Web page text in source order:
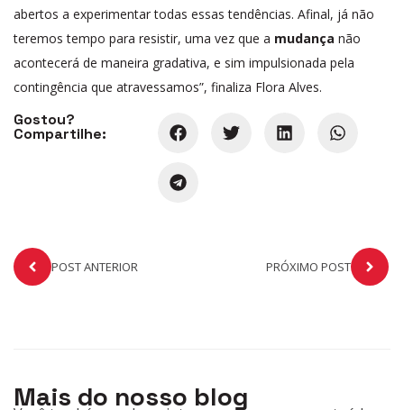
abertos a experimentar todas essas tendências. Afinal, já não
teremos tempo para resistir, uma vez que a mudança não
acontecerá de maneira gradativa, e sim impulsionada pela
contingência que atravessamos”, finaliza Flora Alves.
Gostou?
Compartilhe:
POST ANTERIOR PRÓXIMO POST
Mais do nosso blog